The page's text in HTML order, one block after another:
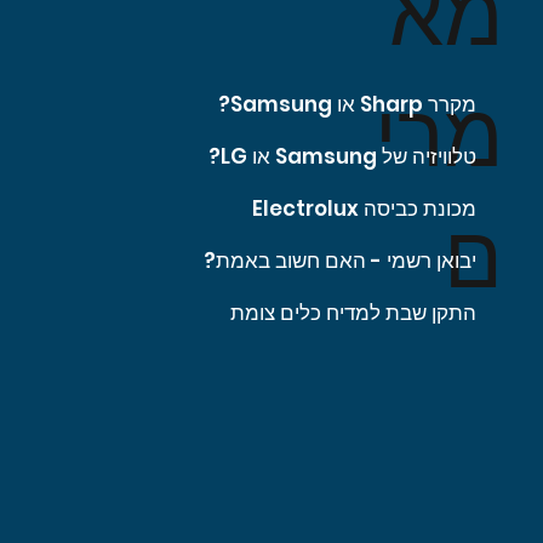
מרי
ם
מקרר Sharp או Samsung?
טלוויזיה של Samsung או LG?
מכונת כביסה Electrolux
יבואן רשמי - האם חשוב באמת?
התקן שבת למדיח כלים צומת